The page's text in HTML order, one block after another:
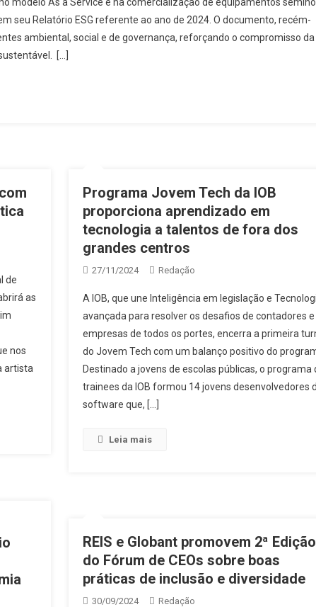
seu Relatório ESG referente ao ano de 2024. O documento, recém-
ambiental, social e de governança, reforçando o compromisso da
[…]
de
as
nos
artista
Programa Jovem Tech da IOB
proporciona aprendizado em
tecnologia a talentos de fora dos
grandes centros
27/11/2024 Redação
A IOB, que une Inteligência em legislação e
avançada para resolver os desafios de contadores e
empresas de todos os portes, encerra a primeira
do Jovem Tech com um balanço positivo do
Destinado a jovens de escolas públicas, o programa
trainees da IOB formou 14 jovens desenvolvedores
software que, […]
Leia mais
REIS e Globant promovem 2ª Edição
do Fórum de CEOs sobre boas
práticas de inclusão e diversidade
30/09/2024 Redação